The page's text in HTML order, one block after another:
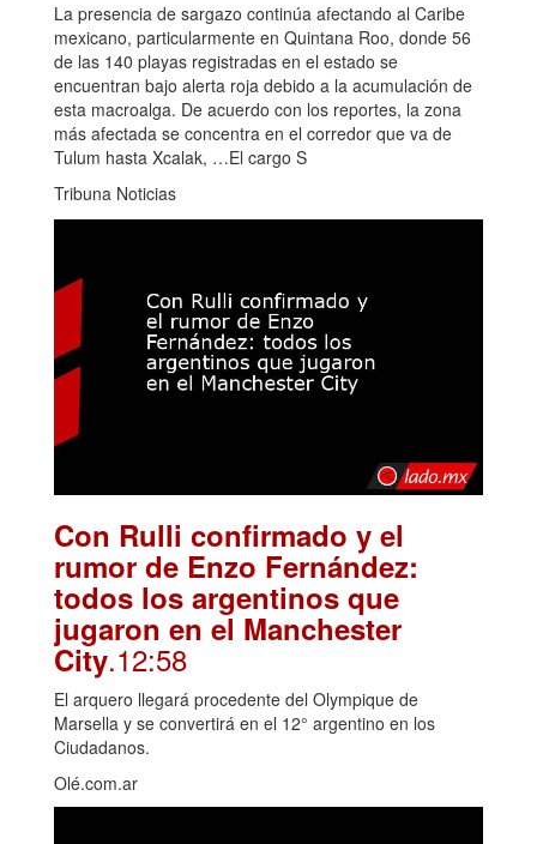
La presencia de sargazo continúa afectando al Caribe
mexicano, particularmente en Quintana Roo, donde 56
de las 140 playas registradas en el estado se
encuentran bajo alerta roja debido a la acumulación de
esta macroalga. De acuerdo con los reportes, la zona
más afectada se concentra en el corredor que va de
Tulum hasta Xcalak, …El cargo S
Tribuna Noticias
Con Rulli confirmado y el
rumor de Enzo Fernández:
todos los argentinos que
jugaron en el Manchester
City.12:58
El arquero llegará procedente del Olympique de
Marsella y se convertirá en el 12° argentino en los
Ciudadanos.
Olé.com.ar